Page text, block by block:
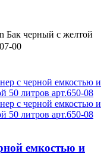
Бак черный с желтой
00
емкостью и